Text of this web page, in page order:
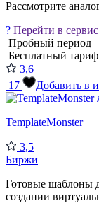
Рассмотрите
? Перейти в сервис
Пробный период
Бесплатный тариф
3,6
17
Добавить в
TemplateMonster
3,5
Биржи
Готовые шаблоны
создании